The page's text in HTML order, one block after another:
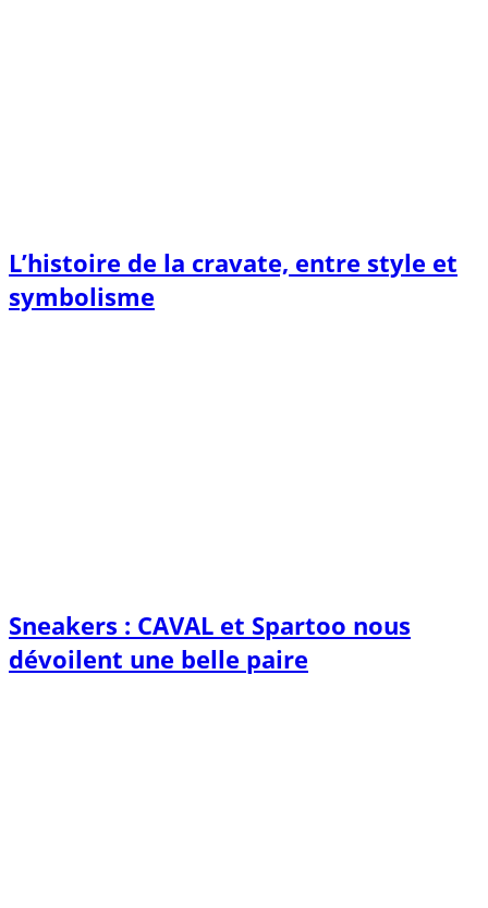
L’histoire de la cravate, entre style et
symbolisme
Sneakers : CAVAL et Spartoo nous
dévoilent une belle paire